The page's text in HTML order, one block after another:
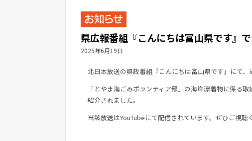
県広報番組『こんにちは富山県です』
2025年6月19日
北日本放送の県政番組『こんにちは富山県です』にて、
「とやま海ごみボランティア部」の海岸漂着物に係る
紹介されました。
当該放送はYouTubeにて配信されています。ぜひご視聴